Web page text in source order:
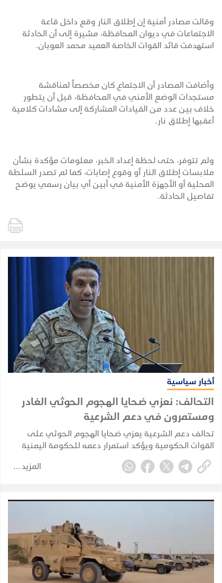
وقالت مصادر أمنية إن إطلاق النار وقع داخل قاعة
الاجتماعات في ديوان المحافظة، مشيرة إلى أن الحادثة
استهدفت قائد القوات الخاصة العميد محمد العوبان.
وأضافت المصادر أن الاجتماع كان مخصصاً لمناقشة
مستجدات الوضع الأمني في المحافظة، قبل أن يتطور
خلاف بين عدد من القيادات المشاركة إلى مشادات كلامية
أعقبها إطلاق نار.
ولم تتوفر، حتى لحظة إعداد الخبر، معلومات مؤكدة بشأن
ملابسات إطلاق النار أو وقوع إصابات، كما لم تصدر السلطة
المحلية أو الأجهزة الأمنية في أبين أي بيان رسمي يوضح
تفاصيل الحادثة.
أخبار سياسية
التحالف: نعزي ضحايا الهجوم الحوثي الغادر
ومستمرون في دعم الشرعية
تحالف دعم الشرعية يعزي ضحايا الهجوم الحوثي على
القوات الحكومية ويؤكد استمرار دعمه للحكومة اليمنية
والقوات المسلحة.
المزيد